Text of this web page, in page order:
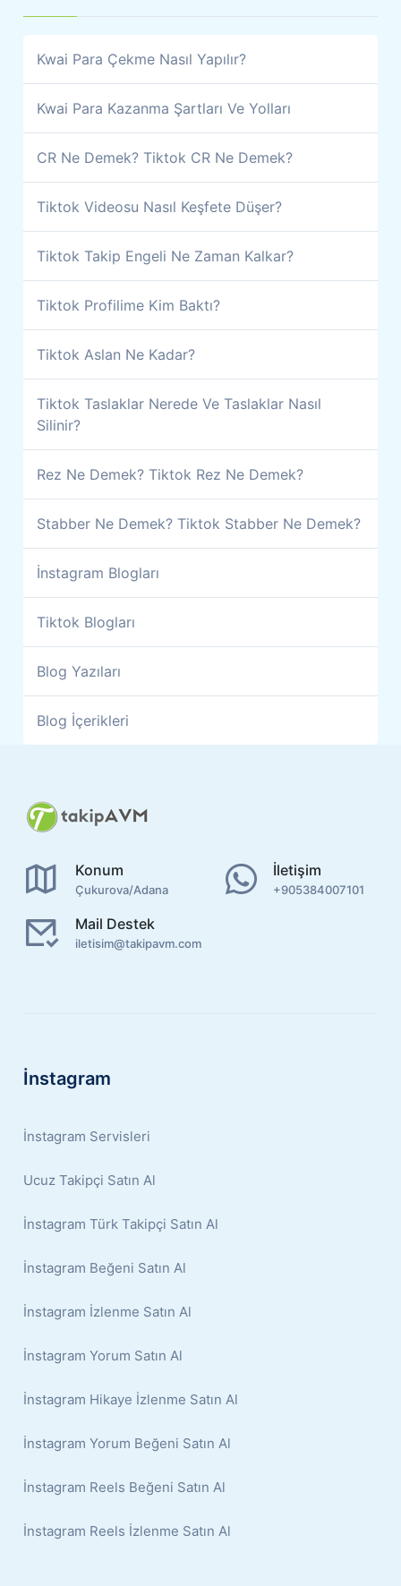
Kwai Para Çekme Nasıl Yapılır?
Kwai Para Kazanma Şartları Ve Yolları
CR Ne Demek? Tiktok CR Ne Demek?
Tiktok Videosu Nasıl Keşfete Düşer?
Tiktok Takip Engeli Ne Zaman Kalkar?
Tiktok Profilime Kim Baktı?
Tiktok Aslan Ne Kadar?
Tiktok Taslaklar Nerede Ve Taslaklar Nasıl
Silinir?
Rez Ne Demek? Tiktok Rez Ne Demek?
Stabber Ne Demek? Tiktok Stabber Ne Demek?
İnstagram Blogları
Tiktok Blogları
Blog Yazıları
Blog İçerikleri
Konum
Çukurova/Adana
İletişim
+905384007101
Mail Destek
iletisim@takipavm.com
İnstagram
İnstagram Servisleri
Ucuz Takipçi Satın Al
İnstagram Türk Takipçi Satın Al
İnstagram Beğeni Satın Al
İnstagram İzlenme Satın Al
İnstagram Yorum Satın Al
İnstagram Hikaye İzlenme Satın Al
İnstagram Yorum Beğeni Satın Al
İnstagram Reels Beğeni Satın Al
İnstagram Reels İzlenme Satın Al